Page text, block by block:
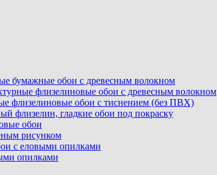
бумажные обои с древесным волокном
флизелиновые обои с древесным волокном
флизелиновые обои с тиснением (без ПВХ)
флизелин, гладкие обои под покраску
обои
рисунком
с еловыми опилками
опилками